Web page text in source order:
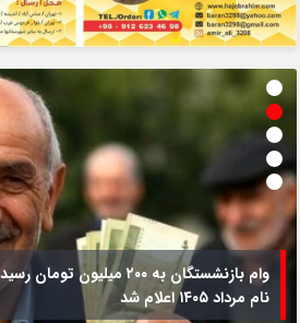
وام بازنشستگان به ۲۰۰
نام مرداد ۱۴۰۵ اعلام شد